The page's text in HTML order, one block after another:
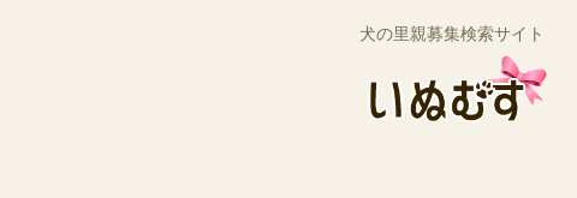
犬の里親募集検索サイト